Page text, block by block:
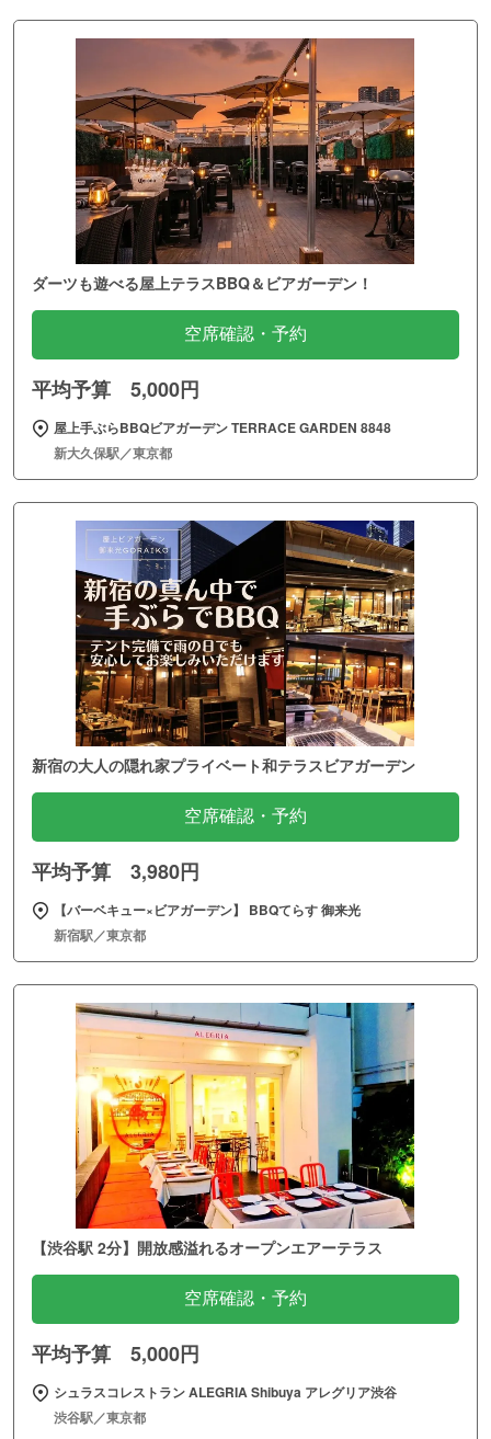
ダーツも遊べる屋上テラスBBQ＆ビアガーデン！
空席確認・予約
平均予算 5,000円
屋上手ぶらBBQビアガーデン TERRACE GARDEN 8848
新大久保駅／東京都
新宿の大人の隠れ家プライベート和テラスビアガーデン
空席確認・予約
平均予算 3,980円
【バーベキュー×ビアガーデン】 BBQてらす 御来光
新宿駅／東京都
【渋谷駅 2分】開放感溢れるオープンエアーテラス
空席確認・予約
平均予算 5,000円
シュラスコレストラン ALEGRIA Shibuya アレグリア渋谷
渋谷駅／東京都